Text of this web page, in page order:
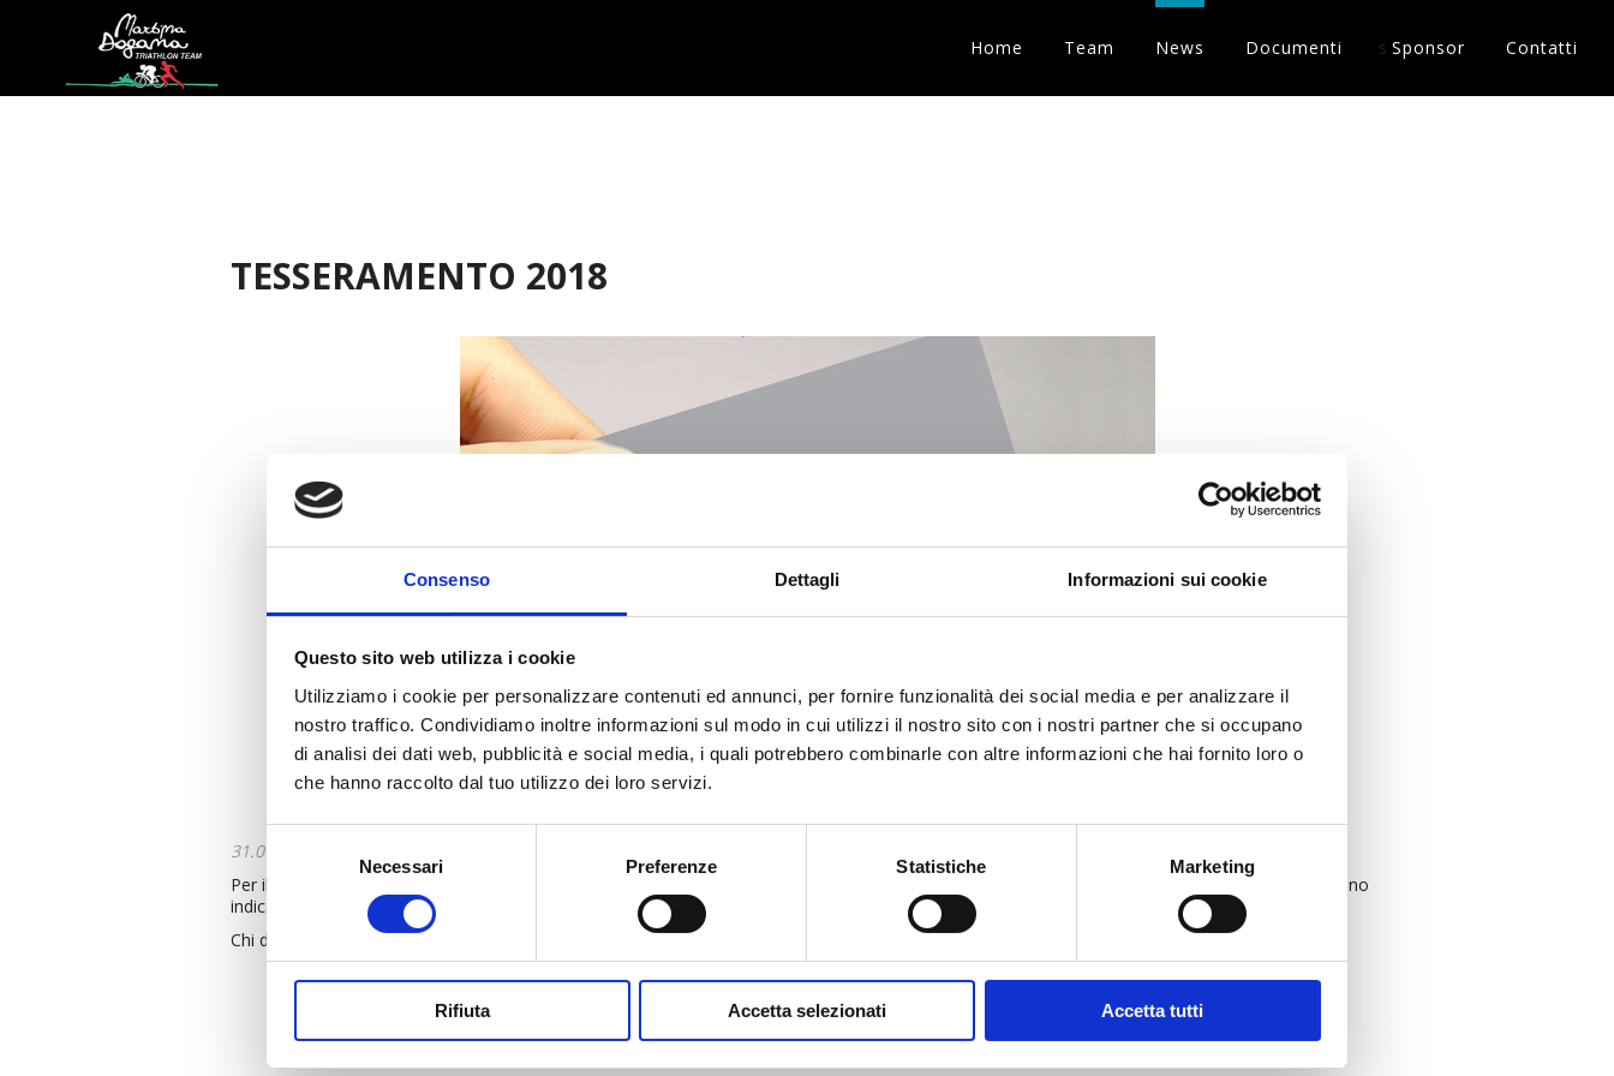
Consenso Dettagli Informazioni sui cookie
Questo sito web utilizza i cookie
Utilizziamo i cookie per personalizzare contenuti ed annunci, per fornire funzionalità dei social media e per analizzare il
nostro traffico. Condividiamo inoltre informazioni sul modo in cui utilizzi il nostro sito con i nostri partner che si occupano
di analisi dei dati web, pubblicità e social media, i quali potrebbero combinarle con altre informazioni che hai fornito loro o
che hanno raccolto dal tuo utilizzo dei loro servizi.
consenso
Necessari Preferenze Statistiche Marketing
Rifiuta Accetta selezionati Accetta tutti
Home Team News Documenti s Sponsor Contatti
TESSERAMENTO 2018
31.01.2018
Per il tesseramento 2018 è necessario compilare il modulo DOMANDA DI TESSERAMENTO AL MARTINA DOGANA TRIATHLON TEAM dove sono
indicate tutte le informazioni necessarie.
Chi desidera tesserarsi alla Federazione Italiana Triathlon (FITRI) deve compilare anche l'apposito modulo 7_Scheda_Senior_Master_2018.